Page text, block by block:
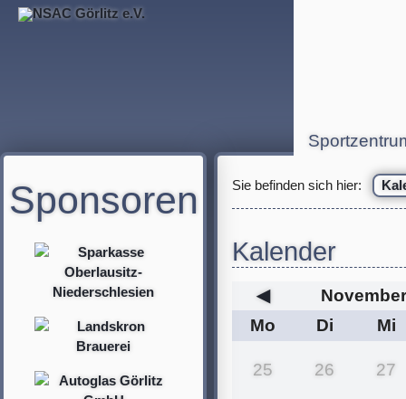
Sie befinden sich hier:
Kalender
◀
Mo
Di Mi
25 26 27
Sponsoren